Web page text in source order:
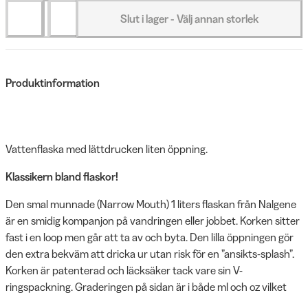
Slut i lager - Välj annan storlek
Produktinformation
Vattenflaska med lättdrucken liten öppning.
Klassikern bland flaskor!
Den smal munnade (Narrow Mouth) 1 liters flaskan från Nalgene
är en smidig kompanjon på vandringen eller jobbet. Korken sitter
fast i en loop men går att ta av och byta. Den lilla öppningen gör
den extra bekväm att dricka ur utan risk för en ”ansikts-splash”.
Korken är patenterad och läcksäker tack vare sin V-
ringspackning. Graderingen på sidan är i både ml och oz vilket